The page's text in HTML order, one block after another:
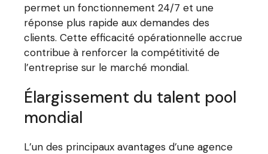
permet un fonctionnement 24/7 et une
réponse plus rapide aux demandes des
clients. Cette efficacité opérationnelle accrue
contribue à renforcer la compétitivité de
l’entreprise sur le marché mondial.
Élargissement du talent pool
mondial
L’un des principaux avantages d’une agence